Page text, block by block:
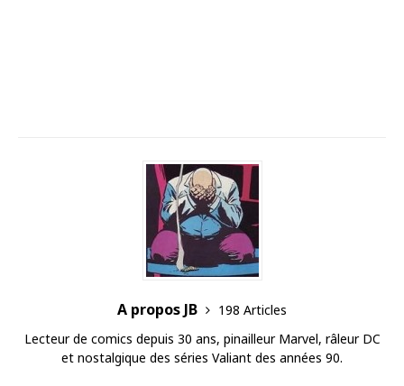
A propos JB
198 Articles
Lecteur de comics depuis 30 ans, pinailleur Marvel, râleur DC
et nostalgique des séries Valiant des années 90.